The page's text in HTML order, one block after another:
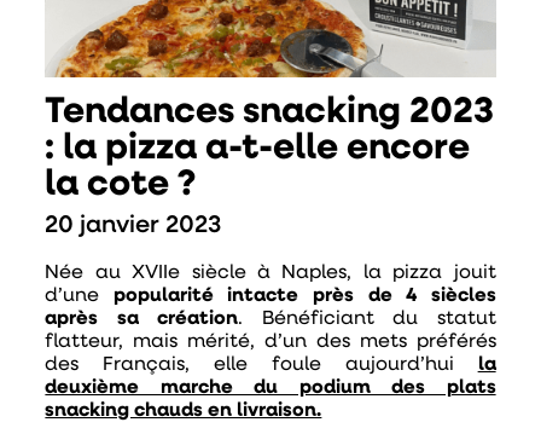
Tendances snacking 2023
: la pizza a-t-elle encore
la cote ?
20 janvier 2023
Née au XVIIe siècle à Naples, la pizza jouit
d’une popularité intacte près de 4 siècles
après sa création. Bénéficiant du statut
flatteur, mais mérité, d’un des mets préférés
des Français, elle foule aujourd’hui la
deuxième marche du podium des plats
snacking chauds en livraison.